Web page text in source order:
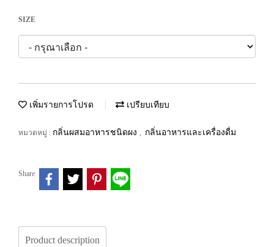
SIZE
เพิ่มรายการโปรด เปรียบเทียบ
หมวดหมู่ : กลิ่นผสมอาหารชนิดผง , กลิ่นอาหารและเครื่องดื่ม
Share
Product description